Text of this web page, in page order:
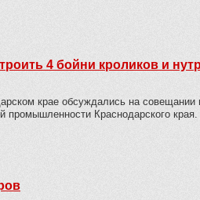
4 бойни кроликов и
крае обсуждались на совещании
промышленности Краснодарского края.